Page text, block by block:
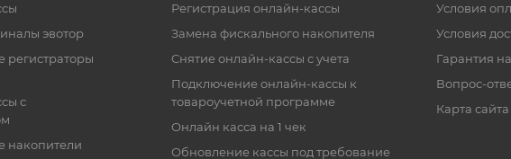
эвотор
регистраторы
с
накопители
Регистрация онлайн-кассы
Замена фискального накопителя
Снятие онлайн-кассы с учета
Подключение онлайн-кассы к
товароучетной программе
Онлайн касса на 1 чек
Обновление кассы под требование
Условия
Условия
Гарантия
Вопрос-
Карта сайта